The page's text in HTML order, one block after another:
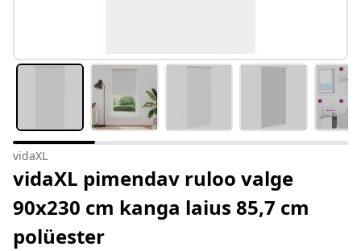
vidaXL
vidaXL pimendav ruloo valge
90x230 cm kanga laius 85,7 cm
polüester